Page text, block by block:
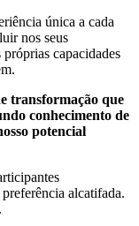
única a cada
nos seus
próprias capacidades
transformação que
conhecimento de
potencial
alcatifada.